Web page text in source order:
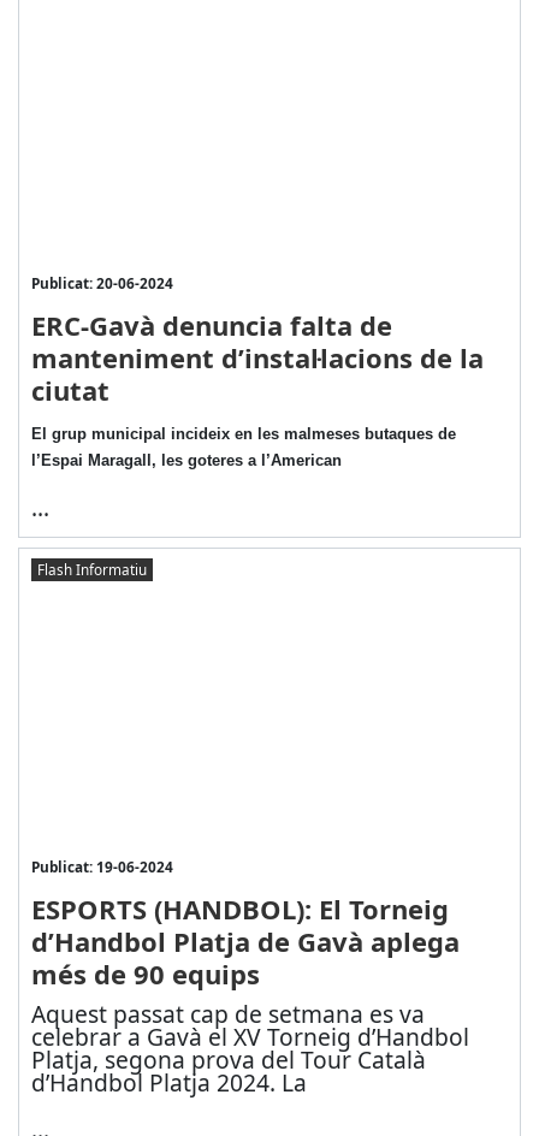
Publicat: 20-06-2024
ERC-Gavà denuncia falta de
manteniment d’instal·lacions de la
ciutat
El grup municipal incideix en les malmeses butaques de
l’Espai Maragall, les goteres a l’American
...
Flash Informatiu
Publicat: 19-06-2024
ESPORTS (HANDBOL): El Torneig
d’Handbol Platja de Gavà aplega
més de 90 equips
Aquest passat cap de setmana es va
celebrar a Gavà el XV Torneig d’Handbol
Platja, segona prova del Tour Català
d’Handbol Platja 2024. La
...